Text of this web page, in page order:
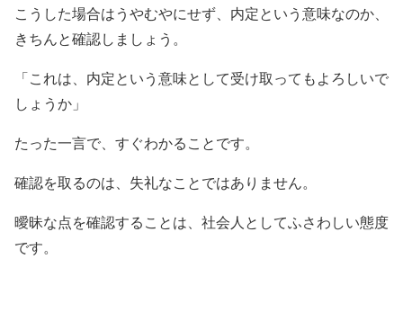
こうした場合はうやむやにせず、内定という意味なのか、
きちんと確認しましょう。
「これは、内定という意味として受け取ってもよろしいで
しょうか」
たった一言で、すぐわかることです。
確認を取るのは、失礼なことではありません。
曖昧な点を確認することは、社会人としてふさわしい態度
です。